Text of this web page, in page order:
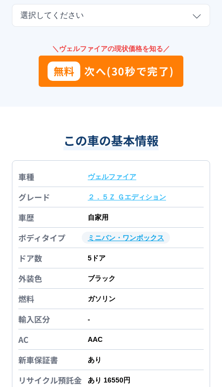
選択してください
＼ヴェルファイアの現状価格を知る／
無料 次へ(30秒で完了)
この車の基本情報
車種 ヴェルファイア
グレード ２．５Ｚ Ｇエディション
車歴 自家用
ボディタイプ ミニバン・ワンボックス
ドア数 5 ドア
外装色 ブラック
燃料 ガソリン
輸入区分 -
AC AAC
新車保証書 あり
リサイクル預託金 あり 16550円